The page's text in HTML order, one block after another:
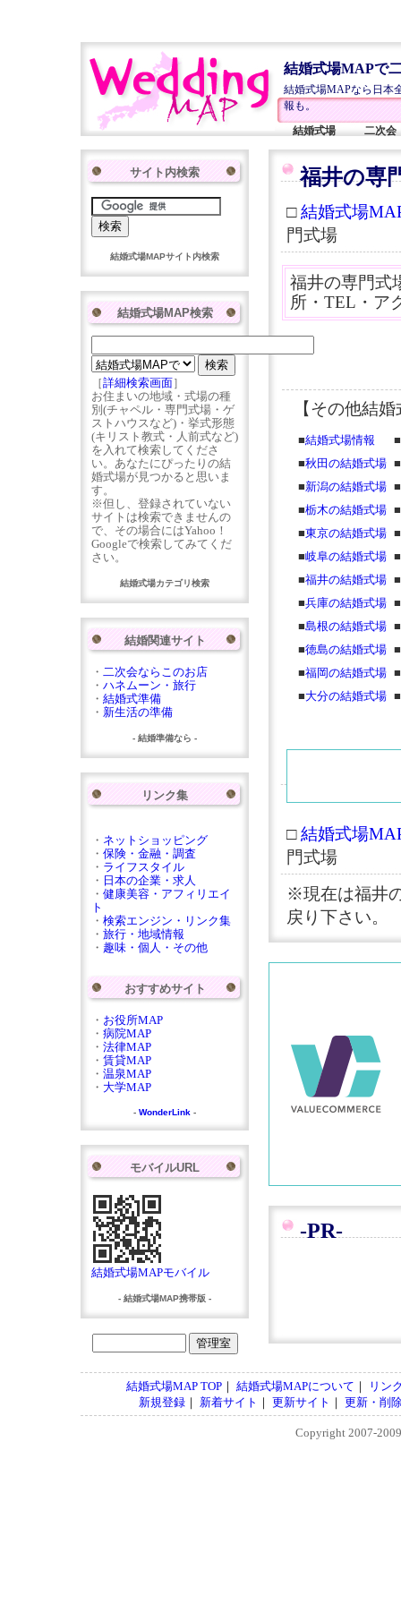
結婚式場MAPで
結婚式場MAPなら日本
報も。
結婚式場
二次会
福井の専
□結婚式場
門式場
福井の専門式
所・TEL・ア
【その他結
■結婚式場情報
■
■秋田の結婚式場 ■
■新潟の結婚式場 ■
■栃木の結婚式場 ■
■東京の結婚式場 ■
■岐阜の結婚式場 ■
■福井の結婚式場 ■
■兵庫の結婚式場 ■
■島根の結婚式場 ■
■徳島の結婚式場 ■
■福岡の結婚式場 ■
■大分の結婚式場 ■
□結婚式場
門式場
※現在は福井
戻り下さい。
-PR-
サイト内検索
結婚式場MAPサイト内検索
結婚式場MAP検索
［詳細検索画面］
お住まいの地域・式場の種
別(チャペル・専門式場・ゲ
ストハウスなど)・挙式形態
(キリスト教式・人前式など)
を入れて検索してくださ
い。あなたにぴったりの結
婚式場が見つかると思いま
す。
※但し、登録されていない
サイトは検索できませんの
で、その場合にはYahoo！
Googleで検索してみてくだ
さい。
結婚式場カテゴリ検索
結婚関連サイト
・ 二次会ならこのお店
・ ハネムーン・旅行
・ 結婚式準備
・ 新生活の準備
- 結婚準備なら -
リンク集
・ ネットショッピング
・ 保険・金融・調査
・ ライフスタイル
・ 日本の企業・求人
・ 健康美容・アフィリエイ
ト
・ 検索エンジン・リンク集
・ 旅行・地域情報
・ 趣味・個人・その他
おすすめサイト
・ お役所MAP
・ 病院MAP
・ 法律MAP
・ 賃貸MAP
・ 温泉MAP
・ 大学MAP
- WonderLink -
モバイルURL
結婚式場MAPモバイル
- 結婚式場MAP携帯版 -
結婚式場MAP TOP｜ 結婚式場MAPについて ｜
リン
新規登録｜ 新着サイト ｜ 更新サイト ｜ 更新・削
Copyright 2007-